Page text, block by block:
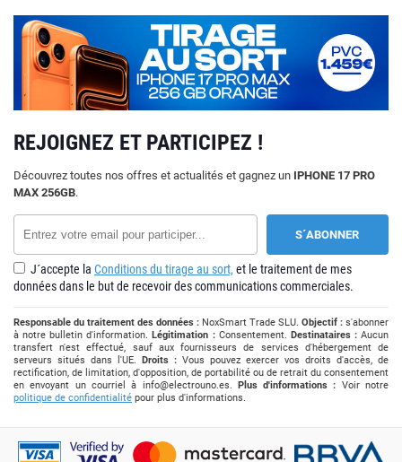
REJOIGNEZ ET PARTICIPEZ !
Découvrez toutes nos offres et actualités et gagnez un IPHONE 17 PRO
MAX 256GB.
J´accepte la Conditions du tirage au sort, et le traitement de mes
données dans le but de recevoir des communications commerciales.
Responsable du traitement des données : NoxSmart Trade SLU. Objectif : s'abonner
à notre bulletin d'information.Légitimation :Consentement. Destinataires :Aucun
transfert n'est effectué, sauf aux fournisseurs de services d'hébergement de
serveurs situés dans l'UE. Droits : Vous pouvez exercer vos droits d'accès, de
rectification, de limitation, d'opposition, de portabilité ou de retrait du consentement
en envoyant un courriel à info@electrouno.es. Plus d'informations : Voir notre
politique de confidentialité pour plus d'informations.